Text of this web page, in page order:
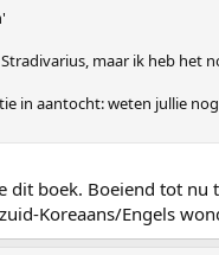
maar ik heb het
in aantocht: weten jullie
dit boek. Boeiend tot nu
Koreaans/Engels